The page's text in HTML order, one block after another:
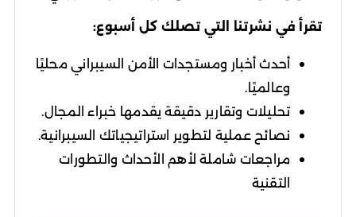
تقرأ في نشرتنا التي تصلك كل أسبوع:
أحدث أخبار ومستجدات الأمن السيبراني محليًا
وعالميًا.
تحليلات وتقارير دقيقة يقدمها خبراء المجال.
نصائح عملية لتطوير استراتيجياتك السيبرانية.
مراجعات شاملة لأهم الأحداث والتطورات
التقنية